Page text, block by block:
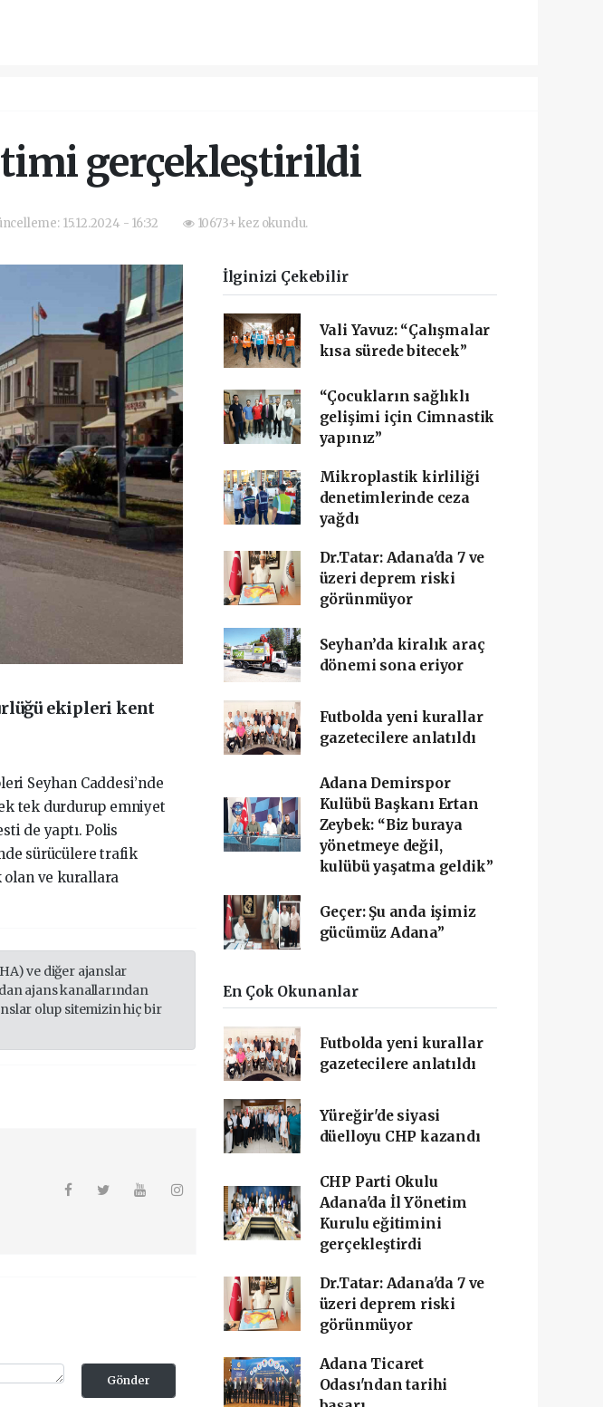
gerçekleştirildi
15.12.2024 - 16:32 10673+ kez okundu.
ekipleri kent
Seyhan Caddesi’nde
tek durdurup emniyet
de yaptı. Polis
sürücülere trafik
olan ve kurallara
ve diğer ajanslar
ajans kanallarından
olup sitemizin hiç bir
Gönder
İlginizi Çekebilir
Vali Yavuz: “Çalışmalar
kısa sürede bitecek”
“Çocukların sağlıklı
gelişimi için Cimnastik
yapınız”
Mikroplastik kirliliği
denetimlerinde ceza
yağdı
Dr.Tatar: Adana'da 7 ve
üzeri deprem riski
görünmüyor
Seyhan’da kiralık araç
dönemi sona eriyor
Futbolda yeni kurallar
gazetecilere anlatıldı
Adana Demirspor
Kulübü Başkanı Ertan
Zeybek: “Biz buraya
yönetmeye değil,
kulübü yaşatma geldik”
Geçer: Şu anda işimiz
gücümüz Adana”
En Çok Okunanlar
Futbolda yeni kurallar
gazetecilere anlatıldı
Yüreğir'de siyasi
düelloyu CHP kazandı
CHP Parti Okulu
Adana'da İl Yönetim
Kurulu eğitimini
gerçekleştirdi
Dr.Tatar: Adana'da 7 ve
üzeri deprem riski
görünmüyor
Adana Ticaret
Odası'ndan tarihi